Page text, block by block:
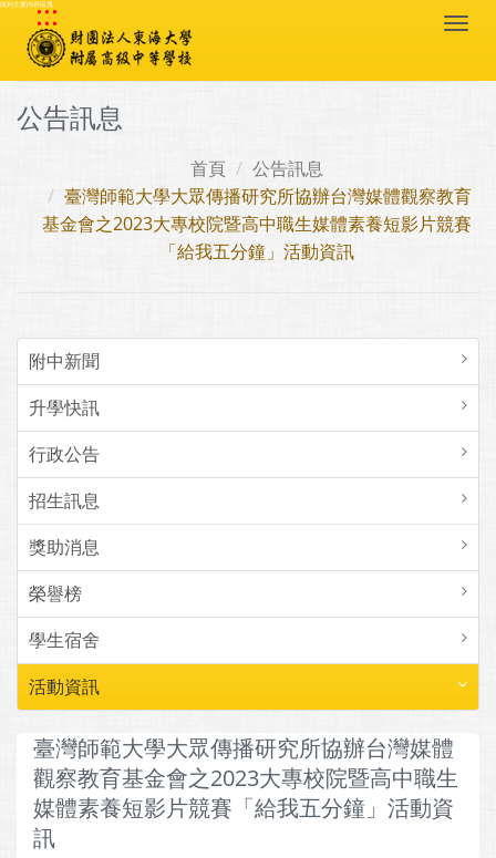
跳到主要內容區塊
:::
公告訊息
首頁
公告訊息
臺灣師範大學大眾傳播研究所協辦台灣媒體觀察教育
基金會之2023大專校院暨高中職生媒體素養短影片競賽
「給我五分鐘」活動資訊
附中新聞
升學快訊
行政公告
招生訊息
獎助消息
榮譽榜
學生宿舍
活動資訊
臺灣師範大學大眾傳播研究所協辦台灣媒體
觀察教育基金會之2023大專校院暨高中職生
媒體素養短影片競賽「給我五分鐘」活動資
訊